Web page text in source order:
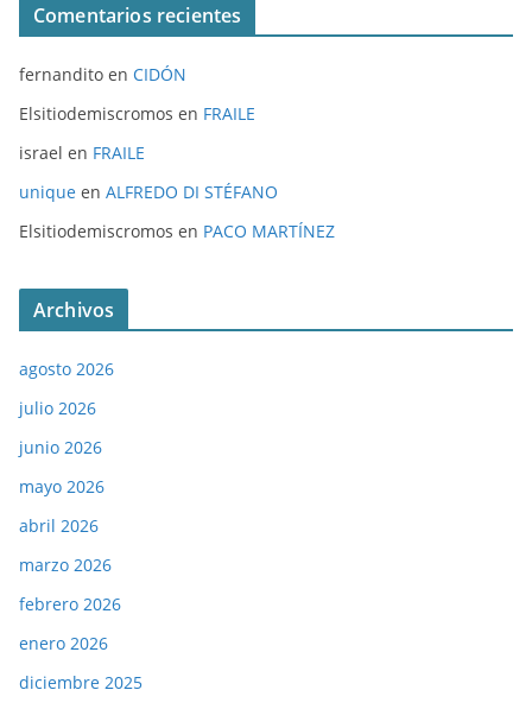
Comentarios recientes
fernandito en CIDÓN
Elsitiodemiscromos en FRAILE
israel en FRAILE
unique en ALFREDO DI STÉFANO
Elsitiodemiscromos en PACO MARTÍNEZ
Archivos
agosto 2026
julio 2026
junio 2026
mayo 2026
abril 2026
marzo 2026
febrero 2026
enero 2026
diciembre 2025